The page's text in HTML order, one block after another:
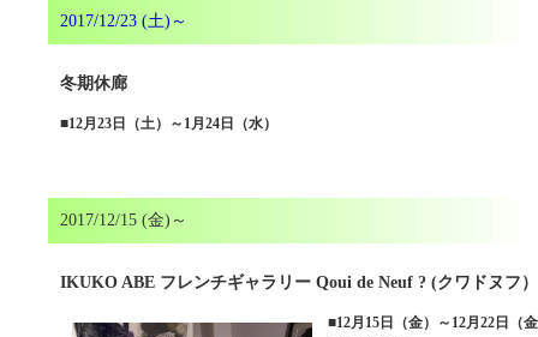
2017/12/23 (土)～
冬期休廊
■12月23日（土）～1月24日（水）
2017/12/15 (金)～
IKUKO ABE フレンチギャラリー Qoui de Neuf ? (クワドヌフ）
■12月15日（金）～12月22日（